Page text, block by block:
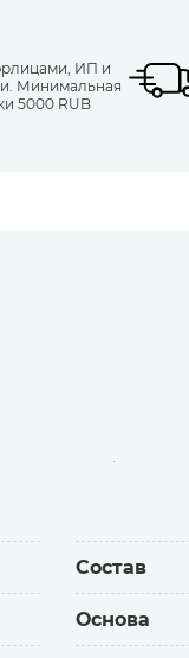
ИП и
Минимальная
5000 RUB
Состав
Основа